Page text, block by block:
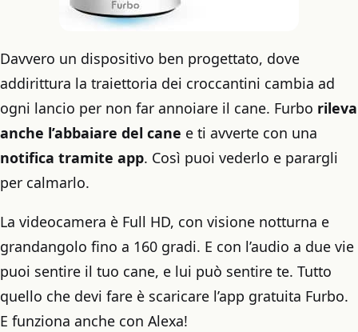
Davvero un dispositivo ben progettato, dove
addirittura la traiettoria dei croccantini cambia ad
ogni lancio per non far annoiare il cane. Furbo rileva
anche l’abbaiare del cane e ti avverte con una
notifica tramite app. Così puoi vederlo e parargli
per calmarlo.
La videocamera è Full HD, con visione notturna e
grandangolo fino a 160 gradi. E con l’audio a due vie
puoi sentire il tuo cane, e lui può sentire te. Tutto
quello che devi fare è scaricare l’app gratuita Furbo.
E funziona anche con Alexa!